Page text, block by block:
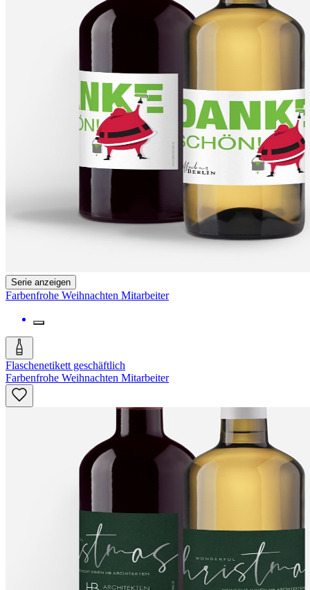
Serie anzeigen
Farbenfrohe Weihnachten Mitarbeiter
Flaschenetikett geschäftlich
Farbenfrohe Weihnachten Mitarbeiter